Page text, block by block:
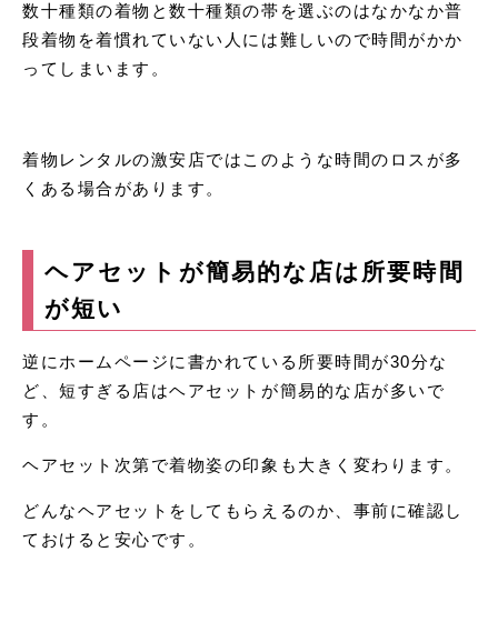
数十種類の着物と数十種類の帯を選ぶのはなかなか普
段着物を着慣れていない人には難しいので時間がかか
ってしまいます。
着物レンタルの激安店ではこのような時間のロスが多
くある場合があります。
ヘアセットが簡易的な店は所要時間
が短い
逆にホームページに書かれている所要時間が30分な
ど、短すぎる店はヘアセットが簡易的な店が多いで
す。
ヘアセット次第で着物姿の印象も大きく変わります。
どんなヘアセットをしてもらえるのか、事前に確認し
ておけると安心です。